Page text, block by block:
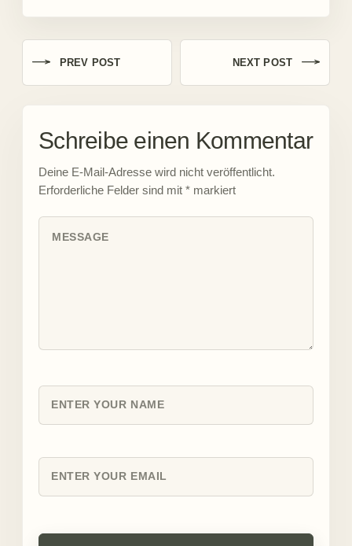
PREV POST NEXT POST
Schreibe einen Kommentar
Deine E-Mail-Adresse wird nicht veröffentlicht.
Erforderliche Felder sind mit * markiert